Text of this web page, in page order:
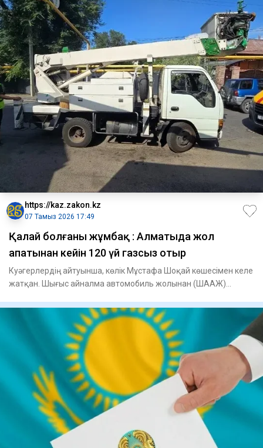
https://kaz.zakon.kz
07 Тамыз 2026 17:49
Қалай болғаны жұмбақ : Алматыда жол
апатынан кейін 120 үй газсыз отыр
Куәгерлердің айтуынша, көлік Мұстафа Шоқай көшесімен келе
жатқан. Шығыс айналма автомобиль жолынан (ШААЖ)